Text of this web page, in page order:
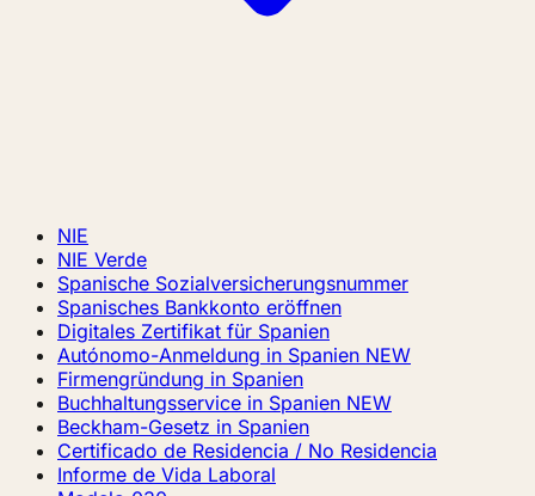
NIE
NIE Verde
Spanische Sozialversicherungsnummer
Spanisches Bankkonto eröffnen
Digitales Zertifikat für Spanien
Autónomo-Anmeldung in Spanien NEW
Firmengründung in Spanien
Buchhaltungsservice in Spanien NEW
Beckham-Gesetz in Spanien
Certificado de Residencia / No Residencia
Informe de Vida Laboral